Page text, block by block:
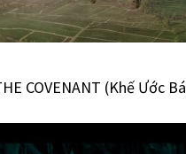
COVENANT (Khế Ước